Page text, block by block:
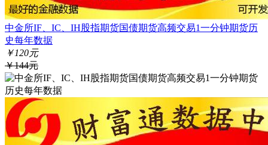
中金所IF、IC、IH股指期货国债期货高频交易1一分钟期货历
史每年数据
￥120元
￥144元